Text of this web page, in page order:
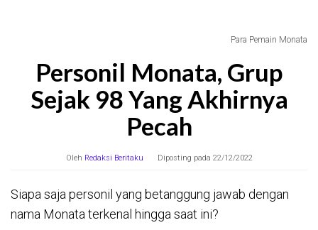
Para Pemain Monata
Personil Monata, Grup
Sejak 98 Yang Akhirnya
Pecah
Oleh Redaksi Beritaku Diposting pada 22/12/2022
Siapa saja personil yang betanggung jawab dengan
nama Monata terkenal hingga saat ini?